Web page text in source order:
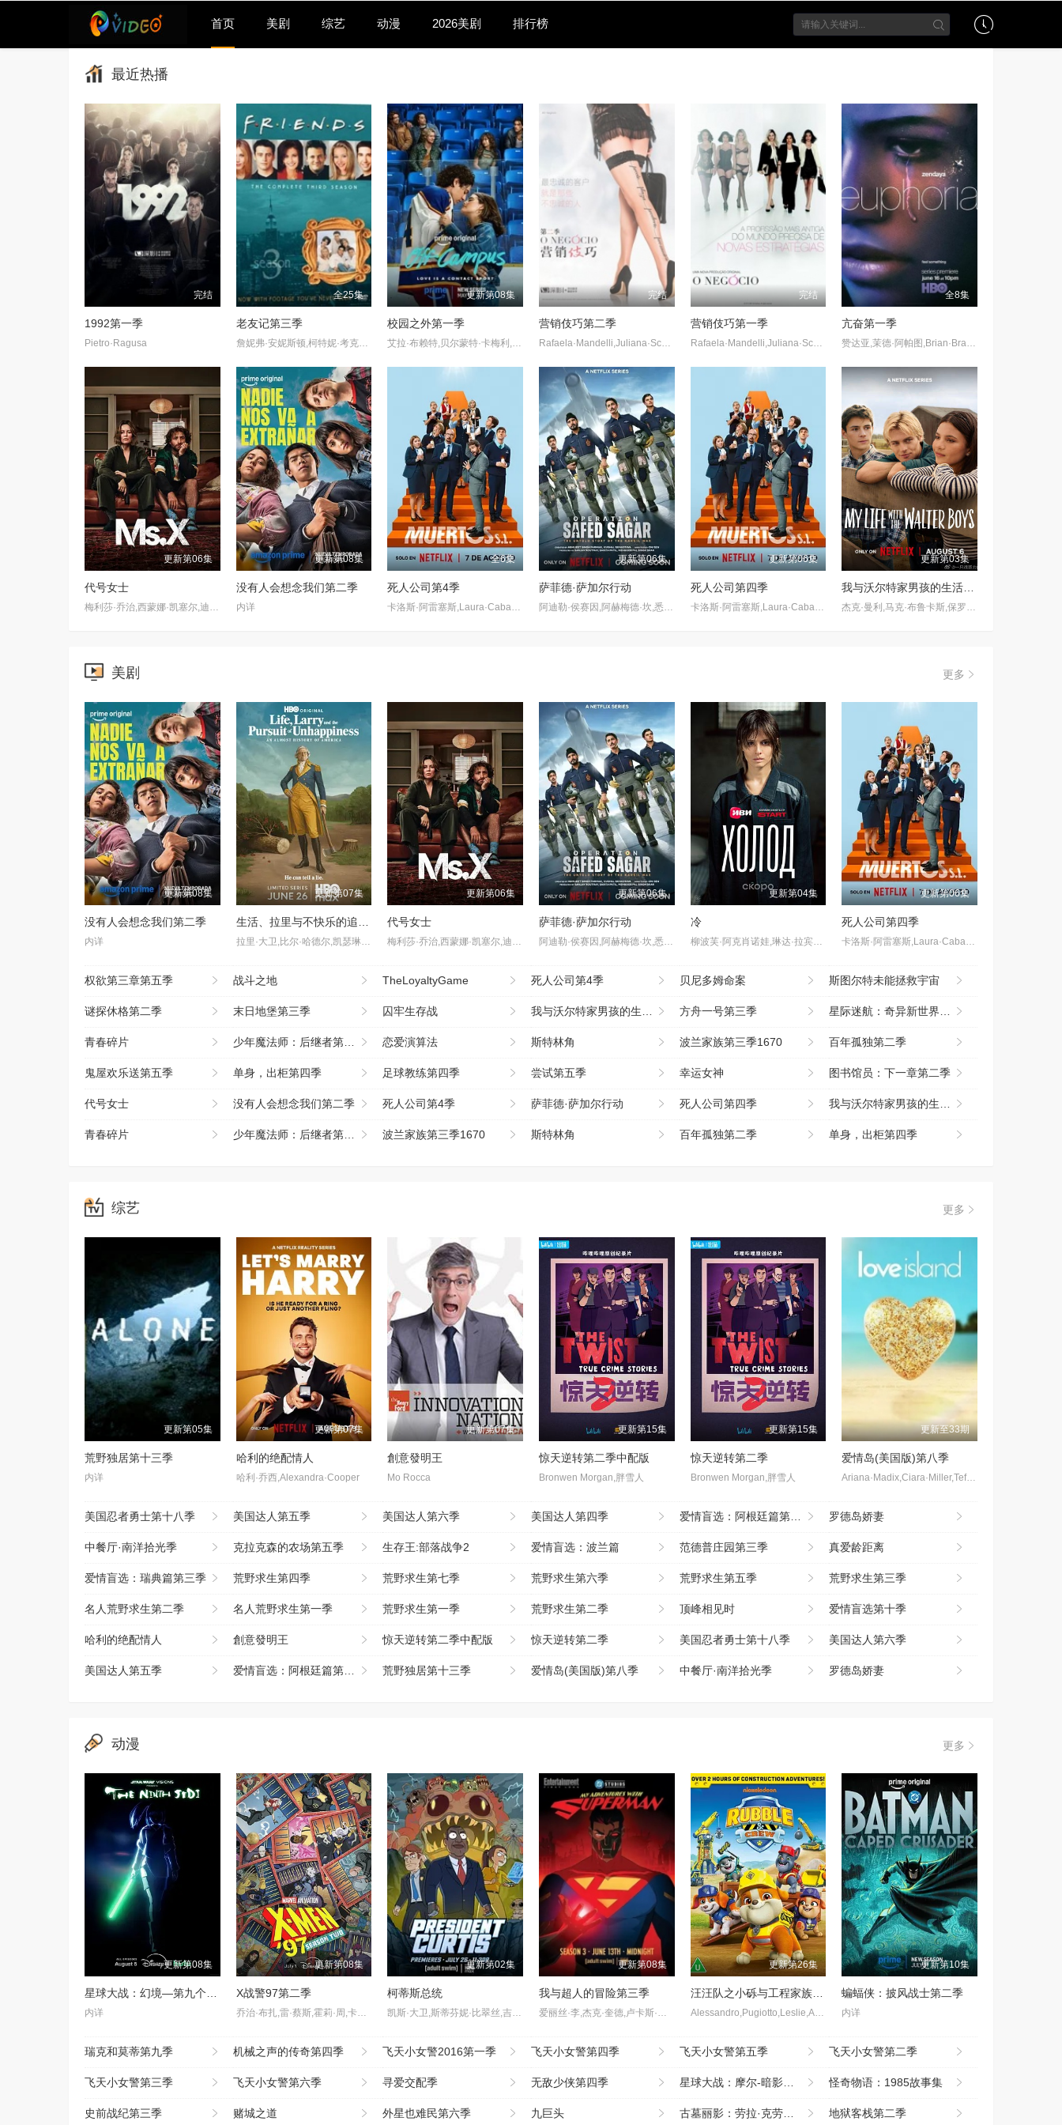
首页 美剧 综艺 动漫 2026美剧 排行榜
最近热播
完结
1992第一季
Pietro·Ragusa
全25集
老友记第三季
詹妮弗·安妮斯顿,柯特妮·考克斯,丽莎·库卓,马特·勒布朗,马修·派瑞,大卫·休默
更新第08集
校园之外第一季
艾拉·布赖特,贝尔蒙特·卡梅利,史蒂夫·豪威,杰伦·托马斯·
完结
营销伎巧第二季
Rafaela·Mandelli,Juliana·Schalch,Michelle·Batista,João·Gabriel·Vasconcellos,Gabriel·Godoy,Guilherme·Weber,Kauê·Telloli
完结
营销伎巧第一季
Rafaela·Mandelli,Juliana·Schalch,Michelle·Batista,João·Gabriel·Vasconcellos,Gabriel·Godoy,Guilherme·Weber
全8集
亢奋第一季
赞达亚,茉德·阿帕图,Brian·Bradley,Angus·Cloud,埃里克·迪恩,亚历克萨·德米,雅各布·艾洛蒂,Barbie·Ferreira,Nika·King,斯托姆·瑞德,Hunter·Schafer,西德妮·斯维尼,阿尔吉·史密斯,奥斯汀·艾布拉姆斯
更新第06集
代号女士
梅利莎·乔治,西蒙娜·凯塞尔,迪恩·奥戈曼
更新第08集
没有人会想念我们第二季
内详
全6集
死人公司第4季
卡洛斯·阿雷塞斯,Laura·Caballero
更新第06集
萨菲德·萨加尔行动
阿迪勒·侯赛因,阿赫梅德·坎,悉塔尔特,吉米·舍尔吉勒,维奈·帕塔克,Ashok·Mehta,马努·里希·查达,马克·班宁顿,莫汉·卡普尔,R·巴克提·克莱因,丹尼斯·侯赛因,普拉加克塔·科利,Edward·Sonnenblick,Dia·Mirza,阿比·维尔马,米希尔·阿胡贾,Masoom·Mumtaz·Khan,Taaruk·Raina,阿姆丽塔·巴格琪,Arnav·Bhasin,Anupa
更新第06集
死人公司第四季
卡洛斯·阿雷塞斯,Laura·Caballero
更新第03集
杰克·曼利,马克·布鲁卡斯,保罗·麦克吉莱恩,艾琳·卡普拉克,柯瑞·福格尔玛尼斯,艾萨克·阿雷兰尼斯,妮基·罗德里格斯,诺亚·拉朗德,阿什比·金特里,约翰尼·林克,迈尔斯·佩雷斯,米娅·洛韦,Sally·Cacic,Lennix·James,Naveen·Paddock
更多
美剧
更新第08集
没有人会想念我们第二季
内详
更新第07集
生活、拉里与不快乐的追求：一部美国史
拉里·大卫,比尔·哈德尔,凯瑟琳·哈恩,林-曼努尔·米兰达,乔恩·哈姆,西恩·海耶斯,安娜·奥斯奥拉,苏茜·伊斯曼,Jake,Reiner,巴拉克·奥巴马,Misha,Suvorov,Vincent,Vaughan
更新第06集
代号女士
梅利莎·乔治,西蒙娜·凯塞尔,迪恩·奥戈曼
更新第06集
萨菲德·萨加尔行动
阿迪勒·侯赛因,阿赫梅德·坎,悉塔尔特,吉米·舍尔吉勒,维奈·帕塔克,Ashok·Mehta,马努·里希·查达,马克·班宁顿,莫汉·卡普尔,R·巴克提·克莱因,丹尼斯·侯赛因,普拉加克塔·科利,Edward·Sonnenblick,Dia·Mirza,阿比·维尔马,米希尔·阿胡贾,Masoom·Mumtaz·Khan,Taaruk·Raina,阿姆丽塔·巴格琪,Arnav·Bhasin,Anupa
更新第04集
冷
柳波芙·阿克肖诺娃,琳达·拉宾什,彼得·费奥多罗夫,拉丽萨·古泽耶娃,奥列格·瓦西里科夫,阿纳斯塔西娅·米希纳,Denis,Prytkov,Kseniya,Katalymova,Evgeniy,Kharitonov,弗谢沃罗德·沃洛丁,Mikhail,Konovalov,Aleksandr,Averin,亚历山大·克罗特科夫,Maksim,Boyko,亚历山德拉·巴巴斯基纳,Aleksandr,S
更新第06集
死人公司第四季
卡洛斯·阿雷塞斯,Laura·Caballero
权欲第三章第五季 战斗之地 TheLoyaltyGame 死人公司第4季 贝尼多姆命案 斯图尔特未能拯救宇宙
谜探休格第二季 末日地堡第三季 囚牢生存战 我与沃尔特家男孩的生活第三季 方舟一号第三季 星际迷航：奇异新世界第四季
青春碎片 少年魔法师：后继者第三季 恋爱演算法 斯特林角 波兰家族第三季1670 百年孤独第二季
鬼屋欢乐送第五季 单身，出柜第四季 足球教练第四季 尝试第五季 幸运女神 图书馆员：下一章第二季
代号女士 没有人会想念我们第二季 死人公司第4季 萨菲德·萨加尔行动 死人公司第四季 我与沃尔特家男孩的生活第三季
青春碎片 少年魔法师：后继者第三季 波兰家族第三季1670 斯特林角 百年孤独第二季 单身，出柜第四季
更多
综艺
更新第05集
荒野独居第十三季
内详
更新第07集
哈利的绝配情人
哈利·乔西,Alexandra·Cooper
更新第07集
創意發明王
Mo Rocca
更新第15集
惊天逆转第二季中配版
Bronwen Morgan,胖雪人
更新第15集
惊天逆转第二季
Bronwen Morgan,胖雪人
更新至33期
爱情岛(美国版)第八季
Ariana·Madix,Ciara·Miller,Tefi·Pessoa
美国忍者勇士第十八季 美国达人第五季 美国达人第六季 美国达人第四季 爱情盲选：阿根廷篇第二季 罗德岛娇妻
中餐厅·南洋拾光季 克拉克森的农场第五季 生存王:部落战争2 爱情盲选：波兰篇 范德普庄园第三季 真爱龄距离
爱情盲选：瑞典篇第三季 荒野求生第四季 荒野求生第七季 荒野求生第六季 荒野求生第五季 荒野求生第三季
名人荒野求生第二季 名人荒野求生第一季 荒野求生第一季 荒野求生第二季 顶峰相见时 爱情盲选第十季
哈利的绝配情人 創意發明王 惊天逆转第二季中配版 惊天逆转第二季 美国忍者勇士第十八季 美国达人第六季
美国达人第五季 爱情盲选：阿根廷篇第二季 荒野独居第十三季 爱情岛(美国版)第八季 中餐厅·南洋拾光季 罗德岛娇妻
更多
动漫
更新第08集
星球大战：幻境—第九个绝地武士
内详
更新第08集
X战警97第二季
乔治·布扎,雷·蔡斯,霍莉·周,卡尔·J·杜德,詹妮弗·黑尔,JP·卡利亚赫,罗斯·马昆德,艾莉森·西莉-史密斯,马修·沃特森,伦诺·赞恩,迈克尔·约翰斯顿
更新第02集
柯蒂斯总统
凯斯·大卫,斯蒂芬妮·比翠丝,吉姆·拉什,丹·巴克达尔,凯尔茜·斯科特
更新第08集
我与超人的冒险第三季
爱丽丝·李,杰克·奎德,卢卡斯·格拉比,黛布拉·威尔逊,马克斯·迈特尔曼,凯萨琳·塔柏,克里斯·帕内尔,文森·童,珍妮·提拉多,伊斯梅尔·萨希德,小戴维·艾瑞歌,琪亚娜·玛黛拉
更新第26集
汪汪队之小砾与工程家族第三季
Alessandro,Pugiotto,Leslie,Adlam,拉克斯顿·汉斯贝克
更新第10集
蝙蝠侠：披风战士第二季
内详
瑞克和莫蒂第九季 机械之声的传奇第四季 飞天小女警2016第一季 飞天小女警第四季 飞天小女警第五季 飞天小女警第二季
飞天小女警第三季 飞天小女警第六季 寻爱交配季 无敌少侠第四季 星球大战：摩尔-暗影之王 怪奇物语：1985故事集
史前战纪第三季 赌城之道 外星也难民第六季 九巨头 古墓丽影：劳拉·克劳馥传奇第二季 地狱客栈第二季